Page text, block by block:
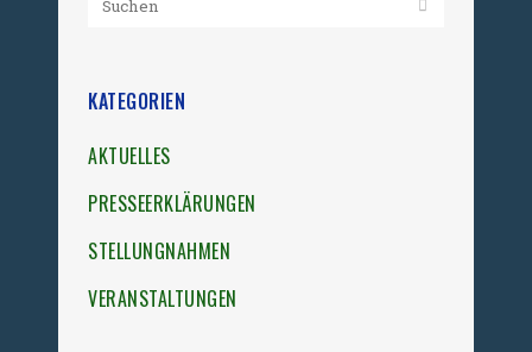
KATEGORIEN
AKTUELLES
PRESSEERKLÄRUNGEN
STELLUNGNAHMEN
VERANSTALTUNGEN